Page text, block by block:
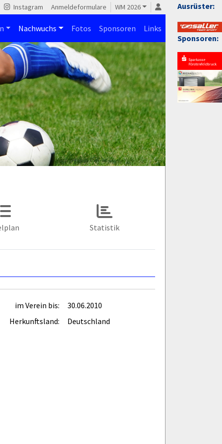
Ausrüster:
Sponsoren:
Instagram Anmeldeformulare WM 2026
Nachwuchs Fotos Sponsoren Links
Statistik
im Verein bis:
30.06.2010
Herkunftsland:
Deutschland